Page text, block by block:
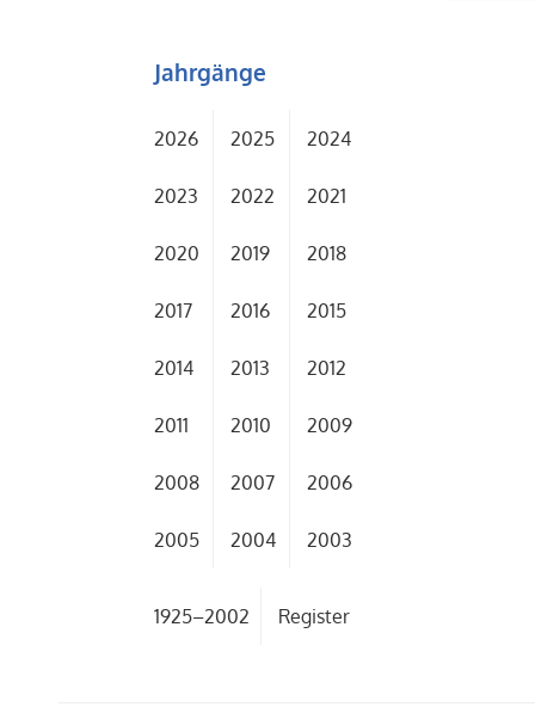
Jahrgänge
2026 2025 2024
2023 2022 2021
2020 2019 2018
2017 2016 2015
2014 2013 2012
2011 2010 2009
2008 2007 2006
2005 2004 2003
1925–2002 Register